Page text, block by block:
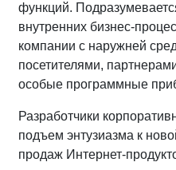
функций.
внутренних бизнес-
компании с наружней
посетителями,
особые программные
Разработчики
подъем энтузиазма к
продаж Интернет-